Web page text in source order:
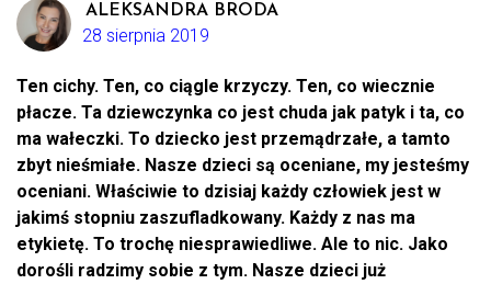
ALEKSANDRA BRODA
28 sierpnia 2019
Ten cichy. Ten, co ciągle krzyczy. Ten, co wiecznie
płacze. Ta dziewczynka co jest chuda jak patyk i ta, co
ma wałeczki. To dziecko jest przemądrzałe, a tamto
zbyt nieśmiałe. Nasze dzieci są oceniane, my jesteśmy
oceniani. Właściwie to dzisiaj każdy człowiek jest w
jakimś stopniu zaszufladkowany. Każdy z nas ma
etykietę. To trochę niesprawiedliwe. Ale to nic. Jako
dorośli radzimy sobie z tym. Nasze dzieci już